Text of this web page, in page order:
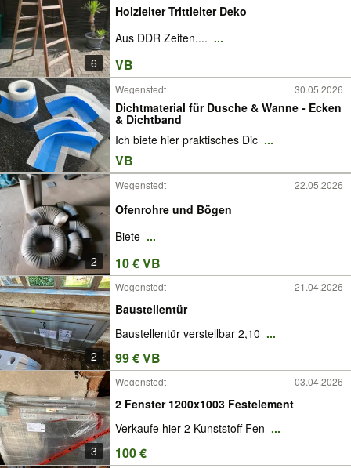
6
Holzleiter Trittleiter Deko
Aus DDR Zeiten.... ...
VB
Wegenstedt 30.05.2026
Dichtmaterial für Dusche & Wanne - Ecken
& Dichtband
Ich biete hier praktisches Dic ...
VB
2
Wegenstedt 22.05.2026
Ofenrohre und Bögen
Biete ...
10 € VB
2
Wegenstedt 21.04.2026
Baustellentür
Baustellentür verstellbar 2,10 ...
99 € VB
3
Wegenstedt 03.04.2026
2 Fenster 1200x1003 Festelement
Verkaufe hier 2 Kunststoff Fen ...
100 €